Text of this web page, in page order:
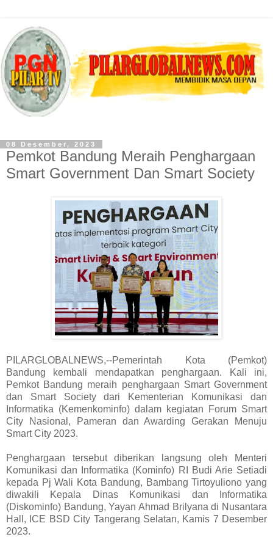
08 Desember, 2023
Pemkot Bandung Meraih Penghargaan
Smart Government Dan Smart Society
PILARGLOBALNEWS,--Pemerintah Kota (Pemkot)
Bandung kembali mendapatkan penghargaan. Kali ini,
Pemkot Bandung meraih penghargaan Smart Government
dan Smart Society dari Kementerian Komunikasi dan
Informatika (Kemenkominfo) dalam kegiatan Forum Smart
City Nasional, Pameran dan Awarding Gerakan Menuju
Smart City 2023.
Penghargaan tersebut diberikan langsung oleh Menteri
Komunikasi dan Informatika (Kominfo) RI Budi Arie Setiadi
kepada Pj Wali Kota Bandung, Bambang Tirtoyuliono yang
diwakili Kepala Dinas Komunikasi dan Informatika
(Diskominfo) Bandung, Yayan Ahmad Brilyana di Nusantara
Hall, ICE BSD City Tangerang Selatan, Kamis 7 Desember
2023.